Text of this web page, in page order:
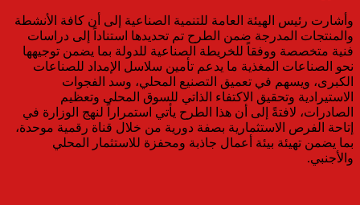
وأشارت رئيس الهيئة العامة للتنمية الصناعية إلى أن كافة الأنشطة
والمنتجات المدرجة ضمن الطرح تم تحديدها استناداً إلى دراسات
فنية متخصصة ووفقاً للخريطة الصناعية للدولة بما يضمن توجيهها
نحو الصناعات المغذية ما يدعم تأمين سلاسل الإمداد للصناعات
الكبرى، ويسهم في تعميق التصنيع المحلي، وسد الفجوات
الاستيرادية وتحقيق الاكتفاء الذاتي للسوق المحلى وتعظيم
الصادرات، لافتةً إلى أن هذا الطرح يأتي استمراراً لنهج الوزارة في
إتاحة الفرص الاستثمارية بصفة دورية من خلال قناة رقمية موحدة،
بما يضمن تهيئة بيئة أعمال جاذبة ومحفزة للاستثمار المحلي
والأجنبي.